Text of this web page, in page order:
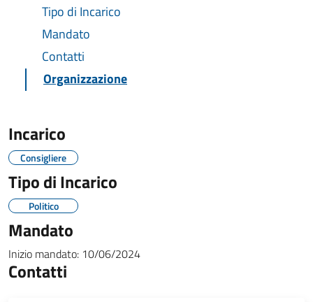
Tipo di Incarico
Mandato
Contatti
Organizzazione
Incarico
Consigliere
Tipo di Incarico
Politico
Mandato
Inizio mandato: 10/06/2024
Contatti